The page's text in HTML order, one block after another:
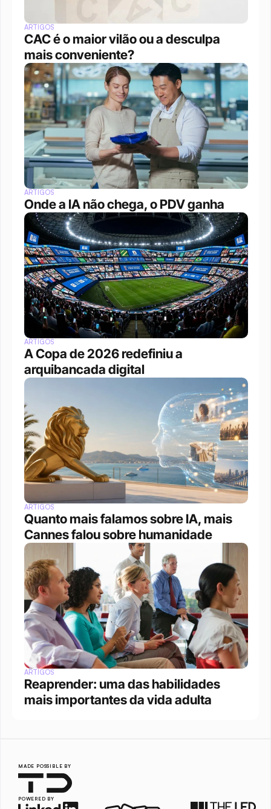
ARTIGOS
CAC é o maior vilão ou a desculpa
mais conveniente?
ARTIGOS
Onde a IA não chega, o PDV ganha
ARTIGOS
A Copa de 2026 redefiniu a
arquibancada digital
ARTIGOS
Quanto mais falamos sobre IA, mais
Cannes falou sobre humanidade
ARTIGOS
Reaprender: uma das habilidades
mais importantes da vida adulta
MADE POSSIBLE BY
POWERED BY